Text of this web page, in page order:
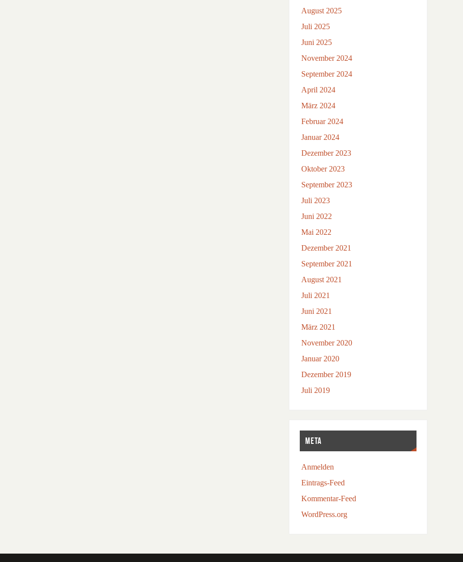
August 2025
Juli 2025
Juni 2025
November 2024
September 2024
April 2024
März 2024
Februar 2024
Januar 2024
Dezember 2023
Oktober 2023
September 2023
Juli 2023
Juni 2022
Mai 2022
Dezember 2021
September 2021
August 2021
Juli 2021
Juni 2021
März 2021
November 2020
Januar 2020
Dezember 2019
Juli 2019
META
Anmelden
Eintrags-Feed
Kommentar-Feed
WordPress.org